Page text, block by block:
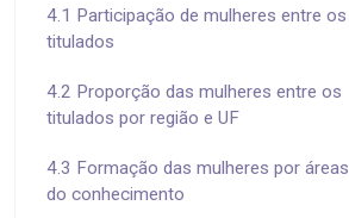
4.1 Participação de mulheres entre os
titulados
4.2 Proporção das mulheres entre os
titulados por região e UF
4.3 Formação das mulheres por áreas
do conhecimento